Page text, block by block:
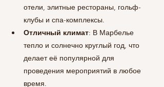
отели, элитные рестораны, гольф-
клубы и спа-комплексы.
Отличный климат: В Марбелье
тепло и солнечно круглый год, что
делает её популярной для
проведения мероприятий в любое
время.